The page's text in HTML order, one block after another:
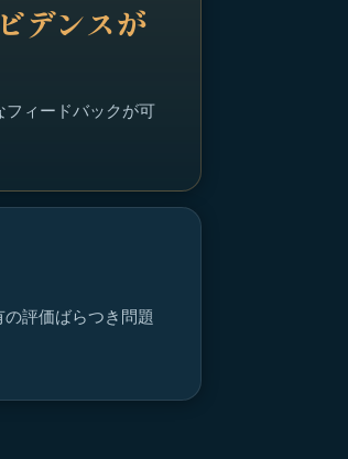
デンスが
フィードバックが可
評価ばらつき問題